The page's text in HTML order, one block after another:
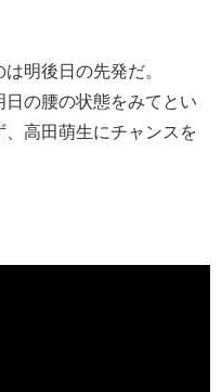
明後日の先発だ。
の腰の状態をみてとい
高田萌生にチャンスを